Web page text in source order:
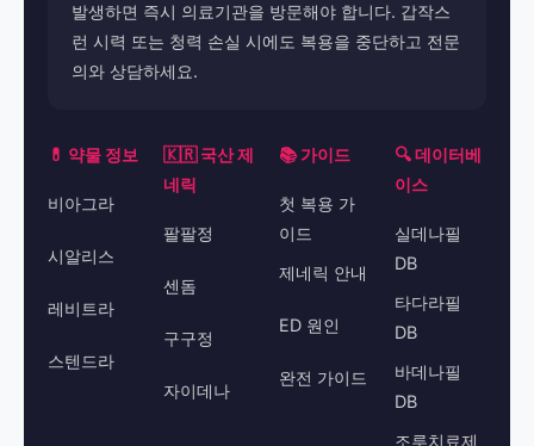
발생하면 즉시 의료기관을 방문해야 합니다. 갑작스
런 시력 또는 청력 손실 시에도 복용을 중단하고 전문
의와 상담하세요.
💊 약물 정보
비아그라
시알리스
레비트라
스텐드라
🇰🇷 국산 제
네릭
팔팔정
센돔
구구정
자이데나
📚 가이드
첫 복용 가
이드
제네릭 안내
ED 원인
완전 가이드
🔍 데이터베
이스
실데나필
DB
타다라필
DB
바데나필
DB
조루치료제